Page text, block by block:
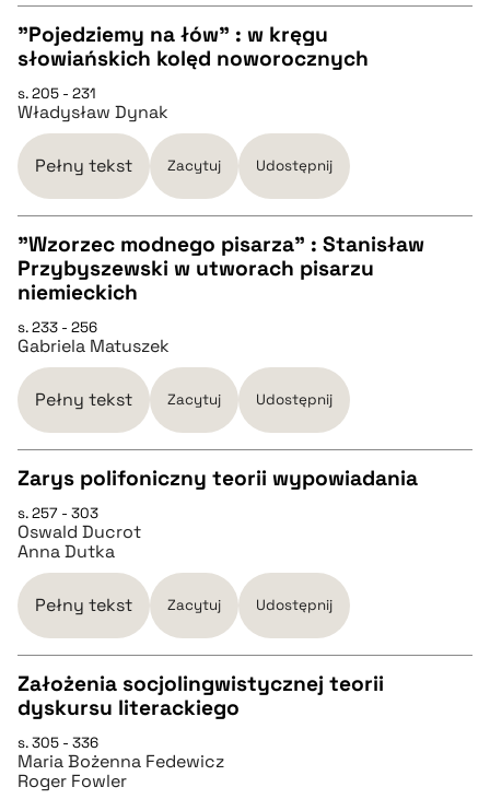
pobierz cytat
pobierz cytat
BIBTEX
pobierz cytat
"Pojedziemy na łów" : w kręgu
słowiańskich kolęd noworocznych
s. 205 - 231
Władysław Dynak
Pełny tekst Zacytuj Udostępnij
CZYSTY TEKST
pobierz cytat
BIBTEX
pobierz cytat
"Wzorzec modnego pisarza" : Stanisław
Przybyszewski w utworach pisarzu
niemieckich
s. 233 - 256
Gabriela Matuszek
Pełny tekst Zacytuj Udostępnij
CZYSTY TEKST
pobierz cytat
BIBTEX
pobierz cytat
Zarys polifoniczny teorii wypowiadania
s. 257 - 303
Oswald Ducrot
Anna Dutka
Pełny tekst Zacytuj Udostępnij
CZYSTY TEKST
pobierz cytat
Założenia socjolingwistycznej teorii
dyskursu literackiego
s. 305 - 336
Maria Bożenna Fedewicz
Roger Fowler